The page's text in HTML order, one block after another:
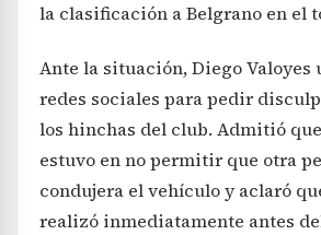
la clasificación a Belgrano en el
Ante la situación, Diego Valoyes
redes sociales para pedir
los hinchas del club. Admitió
estuvo en no permitir que otra
condujera el vehículo y aclaró
realizó inmediatamente antes